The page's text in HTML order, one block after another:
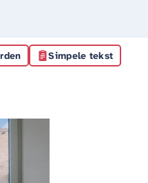
Simpele tekst